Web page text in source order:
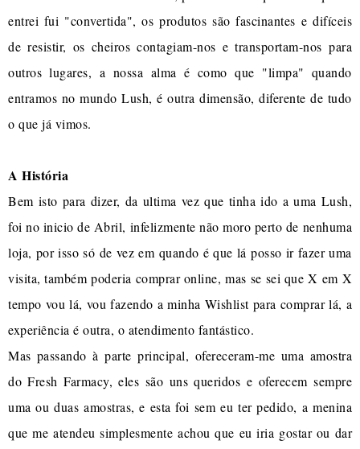
entrei fui "convertida", os produtos são fascinantes e difíceis
de resistir, os cheiros contagiam-nos e transportam-nos para
outros lugares, a nossa alma é como que "limpa" quando
entramos no mundo Lush, é outra dimensão, diferente de tudo
o que já vimos.
A História
Bem isto para dizer, da ultima vez que tinha ido a uma Lush,
foi no inicio de Abril, infelizmente não moro perto de nenhuma
loja, por isso só de vez em quando é que lá posso ir fazer uma
visita, também poderia comprar online, mas se sei que X em X
tempo vou lá, vou fazendo a minha Wishlist para comprar lá, a
experiência é outra, o atendimento fantástico.
Mas passando à parte principal, ofereceram-me uma amostra
do Fresh Farmacy, eles são uns queridos e oferecem sempre
uma ou duas amostras, e esta foi sem eu ter pedido, a menina
que me atendeu simplesmente achou que eu iria gostar ou dar